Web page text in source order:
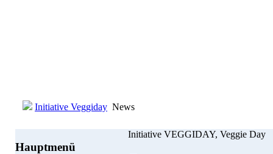
Initiative Veggiday News
Hauptmenü
Initiative VEGGIDAY, Veggie Day